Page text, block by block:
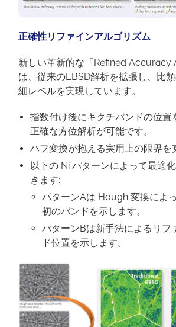
正確性リファインアルゴリズム
新しい革新的な「Refined Accuracy
は、従来のEBSD解析を拡張し、比
細レベルを実現しています。
指数付け後にキクチバンドの位置
正確な方位解析が可能です。
ハフ変換が抱える実用上の限界を
以下の Ni パターンによって最適
きます:
パターンAは Hough 変換によ
初のバンドを示します。
パターンBは新手法によるリフ
ド位置を示します。